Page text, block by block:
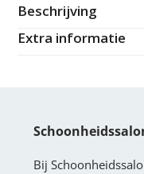
Beschrijving
Extra informatie
Bij